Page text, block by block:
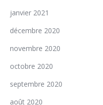
janvier 2021
décembre 2020
novembre 2020
octobre 2020
septembre 2020
août 2020